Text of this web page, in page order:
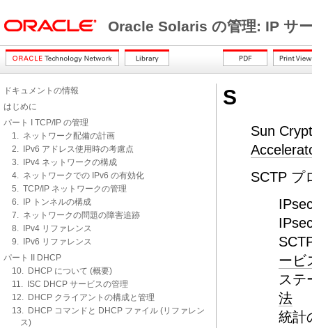
Oracle Solaris の管理: IP サ
ドキュメントの情報
はじめに
パート I TCP/IP の管理
1. ネットワーク配備の計画
2. IPv6 アドレス使用時の考慮点
3. IPv4 ネットワークの構成
4. ネットワークでの IPv6 の有効化
5. TCP/IP ネットワークの管理
6. IP トンネルの構成
7. ネットワークの問題の障害追跡
8. IPv4 リファレンス
9. IPv6 リファレンス
パート II DHCP
10. DHCP について (概要)
11. ISC DHCP サービスの管理
12. DHCP クライアントの構成と管理
13. DHCP コマンドと DHCP ファイル (リファレン
ス)
S
Sun
SCTP プ
ービ
ス
法
統計